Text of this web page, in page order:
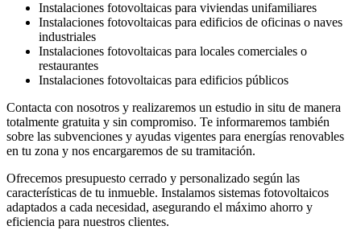
Instalaciones fotovoltaicas para viviendas unifamiliares
Instalaciones fotovoltaicas para edificios de oficinas o naves
industriales
Instalaciones fotovoltaicas para locales comerciales o
restaurantes
Instalaciones fotovoltaicas para edificios públicos
Contacta con nosotros y realizaremos un estudio in situ de manera
totalmente gratuita y sin compromiso. Te informaremos también
sobre las subvenciones y ayudas vigentes para energías renovables
en tu zona y nos encargaremos de su tramitación.
Ofrecemos presupuesto cerrado y personalizado según las
características de tu inmueble. Instalamos sistemas fotovoltaicos
adaptados a cada necesidad, asegurando el máximo ahorro y
eficiencia para nuestros clientes.